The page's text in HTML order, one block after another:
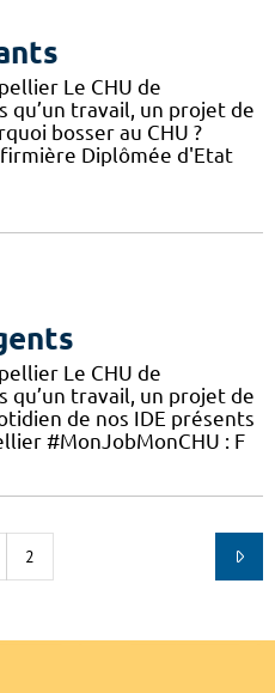
Le CHU de
travail, un projet de
bosser au CHU ?
Diplômée d'Etat
Le CHU de
travail, un projet de
de nos IDE présents
#MonJobMonCHU : F
2